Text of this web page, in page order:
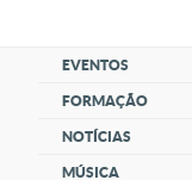
EVENTOS
FORMAÇÃO
NOTÍCIAS
MÚSICA